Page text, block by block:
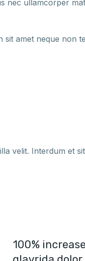
nec ullamcorper
amet neque non
velit. Interdum et
100%